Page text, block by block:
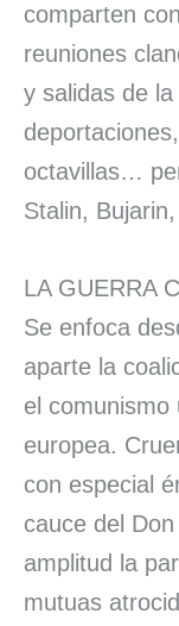
comparten
reuniones
y salidas de
octavillas…
Stalin,
LA GUERRA
Se enfoca
aparte la
el comunismo
europea.
con especial
cauce del
amplitud la
mutuas